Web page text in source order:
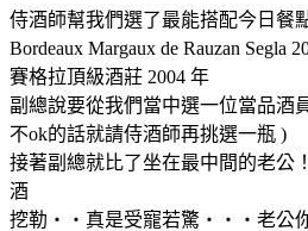
侍酒師幫我們選了最能搭配今日餐
Bordeaux Margaux de Rauzan
賽格拉頂級酒莊 2004 年
副總說要從我們當中選一位當品酒
不ok的話就請侍酒師再挑選一瓶 )
接著副總就比了坐在最中間的老公
酒
挖勒‧‧真是受寵若驚‧‧‧老公你